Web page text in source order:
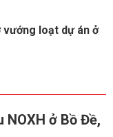
loạt dự án ở
ở Bồ Đề,